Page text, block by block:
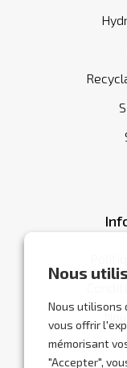
Nous
Nous utilisons
vous offrir
mémorisant
"Accepter",